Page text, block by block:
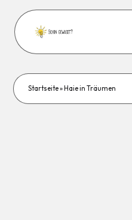
Startseite» Haie in Träumen